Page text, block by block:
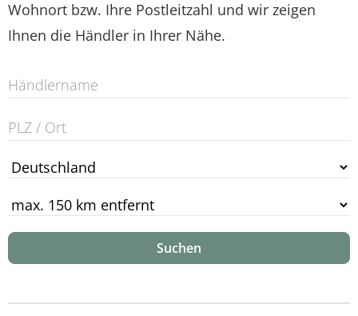
Das ist besonders:
in fünf Breiten, drei Längen und zwei Härtegraden erhältlich,
klimaschonend in Deutschland hergestellt
Wohnort bzw. Ihre Postleitzahl und wir zeigen
Ihnen die Händler in Ihrer Nähe.
Suchen